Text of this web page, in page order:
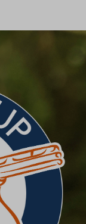
BLASER
Erleben Sie den
Wettkämpfen im
renommierten
Blaser Cup bietet
Fähigkeiten im